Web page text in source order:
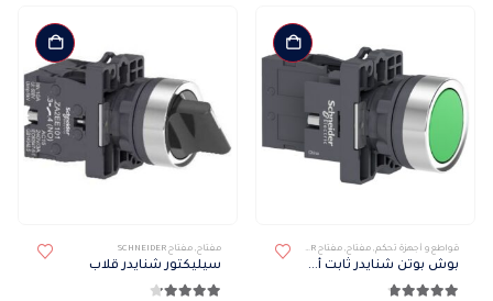
قواطع و أجهزة تحكم, مفتاح, مفتاح SCHNEIDER
بوش بوتن شنايدر ثابت أخضر
مفتاح, مفتاح SCHNEIDER
سيليكتور شنايدر قلاب